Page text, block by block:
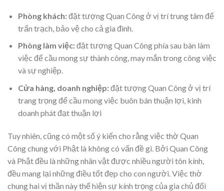
Phòng khách:đặt tượng Quan Công ở vị trí trung tâm để
trấn trạch, bảo vệ cho cả gia đình.
Phòng làm việc:đặt tượng Quan Công phía sau bàn làm
việc để cầu mong sự thành công, may mắn trong công việc
và sự nghiệp.
Cửa hàng, doanh nghiệp:đặt tượng Quan Công ở vị trí
trang trọng để cầu mong việc buôn bán thuận lợi, kinh
doanh phát đạt thuận lợi
Tuy nhiên, cũng có một số ý kiến cho rằng việc thờ Quan
Công chung với Phật là không có vấn đề gì. Bởi Quan Công
và Phật đều là những nhân vật được nhiều người tôn kính,
đều mang lại những điều tốt đẹp cho con người. Việc thờ
chung hai vị thần này thể hiện sự kính trọng của gia chủ đối